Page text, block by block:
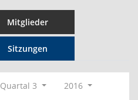
Mitglieder
Sitzungen
Quartal 3
2016